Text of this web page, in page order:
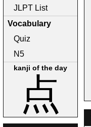
JLPT List
Vocabulary
Quiz
N5
kanji of the day
点